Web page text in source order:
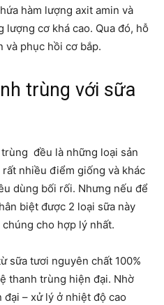
hàm lượng axit amin và
cơ khá cao. Qua đó, hỗ
và phục hồi cơ bắp.
trùng với sữa
đều là những loại sản
nhiều điểm giống và khác
dùng bối rối. Nhưng nếu để
biệt được 2 loại sữa này
cho hợp lý nhất.
sữa tươi nguyên chất 100%
thanh trùng hiện đại. Nhờ
– xử lý ở nhiệt độ cao